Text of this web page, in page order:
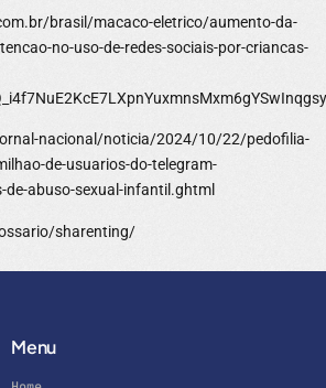
brasil/macaco-eletrico/aumento-da-
no-uso-de-redes-sociais-por-criancas-
nacional/noticia/2024/10/22/pedofilia-
de-usuarios-do-telegram-
abuso-sexual-infantil.ghtml
sharenting/
Menu